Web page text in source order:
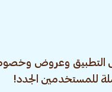
التطبيق وعروض
للمستخدمين الجدد!